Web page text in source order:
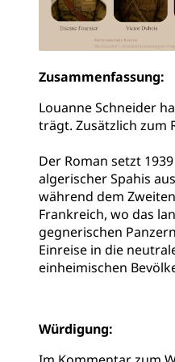
Zusammenfassung:
Louanne Schneider
trägt. Zusätzlich zum
Der Roman setzt
algerischer Spahis
während dem
Frankreich, wo das
gegnerischen
Einreise in die
einheimischen
Würdigung:
AHV / IV
Altersrente,
IV-Leistungen
Behinderung
Körperbehinderung,
Inklusion im Sport
Kultur und Medien
Archive und
Bücher, Bundesarchiv,
Museen, Theater,